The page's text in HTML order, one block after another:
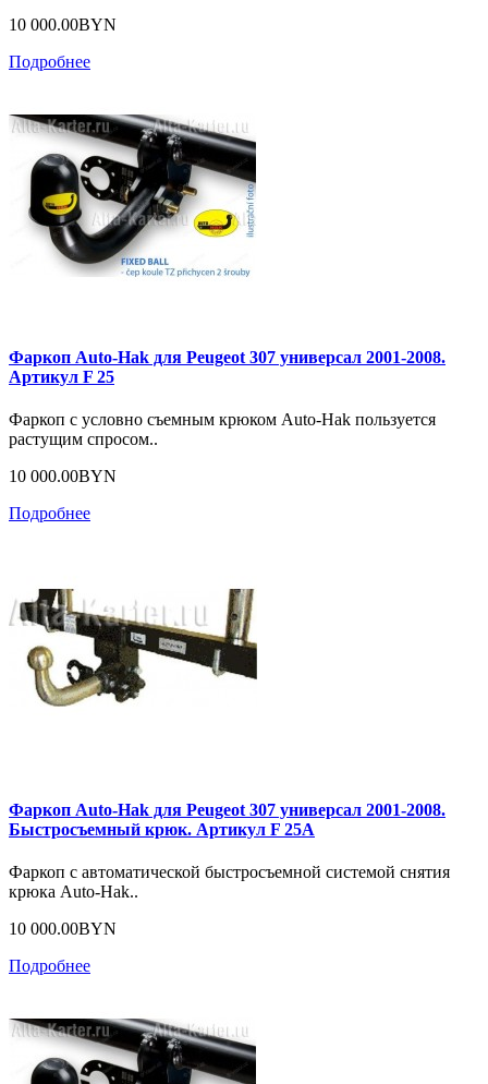
10 000.00BYN
Подробнее
Фаркоп Auto-Hak для Peugeot 307 универсал 2001-2008.
Артикул F 25
Фаркоп с условно съемным крюком Auto-Hak пользуется
растущим спросом..
10 000.00BYN
Подробнее
Фаркоп Auto-Hak для Peugeot 307 универсал 2001-2008.
Быстросъемный крюк. Артикул F 25A
Фаркоп с автоматической быстросъемной системой снятия
крюка Auto-Hak..
10 000.00BYN
Подробнее